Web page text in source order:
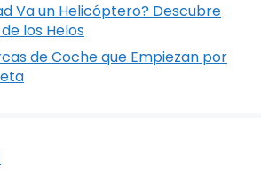
Va un Helicóptero? Descubre
los Helos
de Coche que Empiezan por